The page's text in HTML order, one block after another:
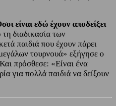
είναι εδώ έχουν αποδείξει
διαδικασία των
παιδιά που έχουν πάρει
τουρνουά» εξήγησε ο
πρόσθεσε: «Είναι ένα
για πολλά παιδιά να δείξουν